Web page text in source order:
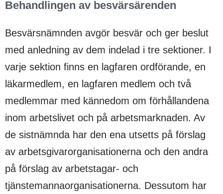
Behandlingen av besvärsärenden
Besvärsnämnden avgör besvär och ger beslut
med anledning av dem indelad i tre sektioner. I
varje sektion finns en lagfaren ordförande, en
läkarmedlem, en lagfaren medlem och två
medlemmar med kännedom om förhållandena
inom arbetslivet och på arbetsmarknaden. Av
de sistnämnda har den ena utsetts på förslag
av arbetsgivarorganisationerna och den andra
på förslag av arbetstagar- och
tjänstemannaorganisationerna. Dessutom har